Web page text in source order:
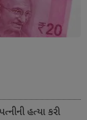
હત્યા કરી